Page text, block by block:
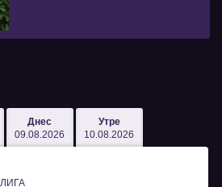
Днес
09.08.2026
Утре
10.08.2026
ЛИГА